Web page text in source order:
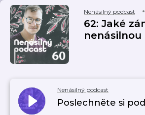
Nenásilný podcast
62: Jaké
Nenásilný podcast
Poslechněte si